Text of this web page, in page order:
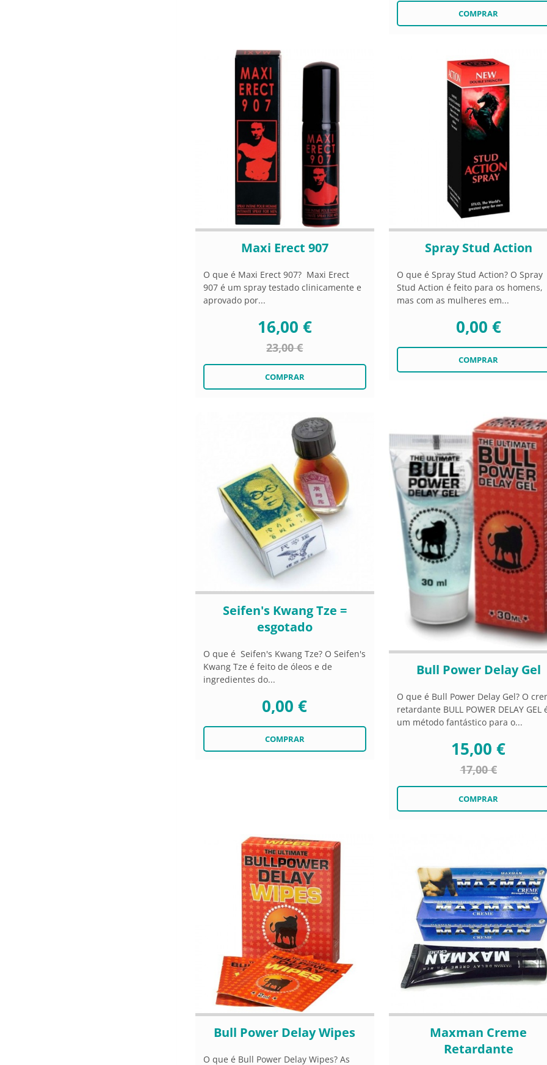
Maxi Erect 907
O que é Maxi Erect 907? Maxi Erect
907 é um spray testado clinicamente e
aprovado por...
16,00 €
23,00 €
Spray Stud Action
O que é Spray Stud Action? O Spray
Stud Action é feito para os homens,
mas com as mulheres em...
0,00 €
Seifen's Kwang Tze =
esgotado
O que é Seifen's Kwang Tze? O Seifen's
Kwang Tze é feito de óleos e de
ingredientes do...
0,00 €
Bull Power Delay Gel
O que é Bull Power Delay Gel? O
retardante BULL POWER DELAY GEL
um método fantástico para o...
15,00 €
17,00 €
Bull Power Delay Wipes
O que é Bull Power Delay Wipes? As
Maxman Creme
Retardante